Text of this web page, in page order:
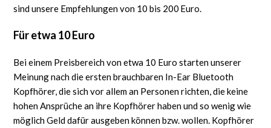
sind unsere Empfehlungen von 10 bis 200 Euro.
Für etwa 10 Euro
Bei einem Preisbereich von etwa 10 Euro starten unserer
Meinung nach die ersten brauchbaren In-Ear Bluetooth
Kopfhörer, die sich vor allem an Personen richten, die keine
hohen Ansprüche an ihre Kopfhörer haben und so wenig wie
möglich Geld dafür ausgeben können bzw. wollen. Kopfhörer